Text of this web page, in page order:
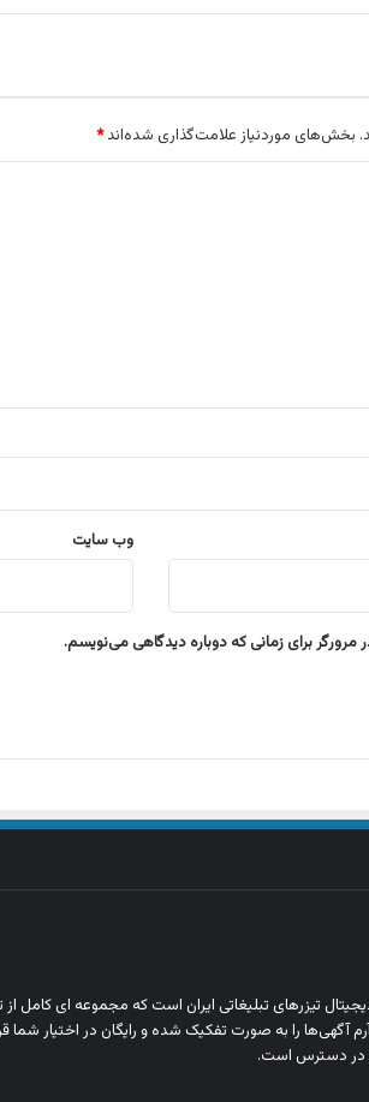
بخش‌های موردنیاز علامت‌گذاری شده‌اند*
وب‌ سایت
برای زمانی که دوباره دیدگاهی می‌نویسم.
تیزرهای تبلیغاتی ایران است که مجموعه‌ ای کامل از
آگهی‌ها را به‌ صورت تفکیک‌ شده و رایگان در اختیار شما
در دسترس است.